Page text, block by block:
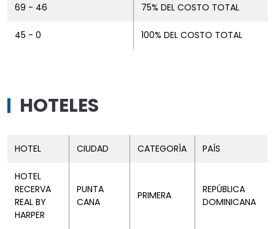
69 - 46 75% DEL COSTO TOTAL
45 - 0 100% DEL COSTO TOTAL
HOTELES
HOTEL CIUDAD CATEGORÍA PAÍS
HOTEL
RECERVA
REAL BY
HARPER
PUNTA
CANA
PRIMERA
REPÚBLICA
DOMINICANA